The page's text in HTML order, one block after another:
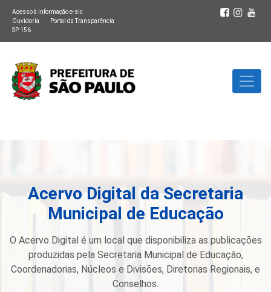
Acesso à informação e-sic
Ouvidoria
Portal da Transparência
SP 156
Acervo Digital da Secretaria
Municipal de Educação
O Acervo Digital é um local que disponibiliza as publicações
produzidas pela Secretaria Municipal de Educação,
Coordenadorias, Núcleos e Divisões, Diretorias Regionais, e
Conselhos.